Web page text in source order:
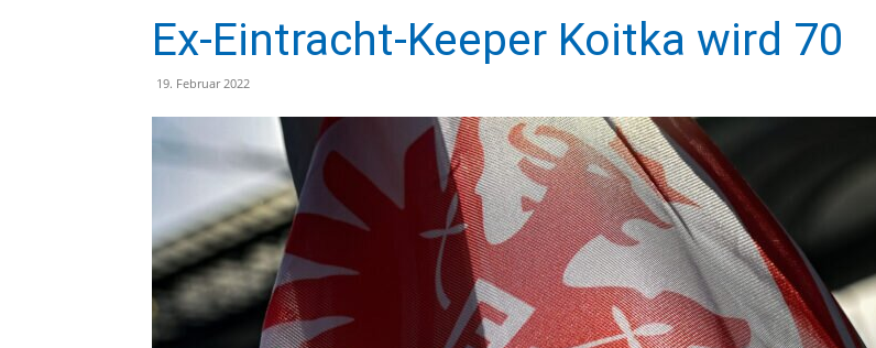
Ex-Eintracht-Keeper Koitka wird 70
19. Februar 2022